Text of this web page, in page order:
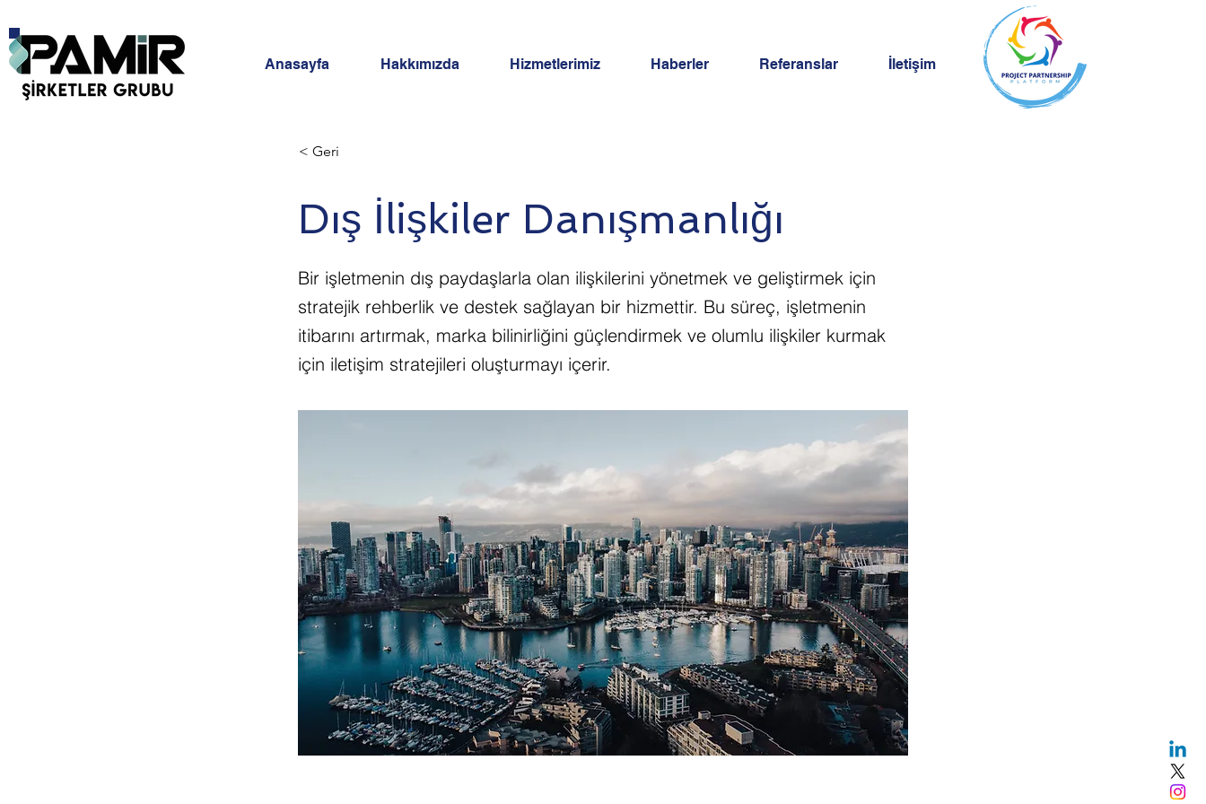
Anasayfa Hakkımızda Hizmetlerimiz Haberler Referanslar İletişim
< Geri
Dış İlişkiler Danışmanlığı
Bir işletmenin dış paydaşlarla olan ilişkilerini yönetmek ve geliştirmek için
stratejik rehberlik ve destek sağlayan bir hizmettir. Bu süreç, işletmenin
itibarını artırmak, marka bilinirliğini güçlendirmek ve olumlu ilişkiler kurmak
için iletişim stratejileri oluşturmayı içerir.